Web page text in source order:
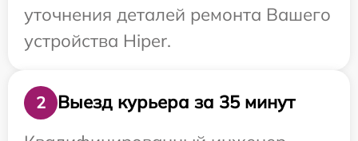
уточнения деталей ремонта Вашего
устройства Hiper.
2
Выезд курьера за 35 минут